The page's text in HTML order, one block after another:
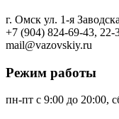
г. Омск ул. 1-я
+7 (904) 824-69-43, 22-
mail@vazovskiy.ru
Режим работы
пн-пт с 9:00 до 20:00,